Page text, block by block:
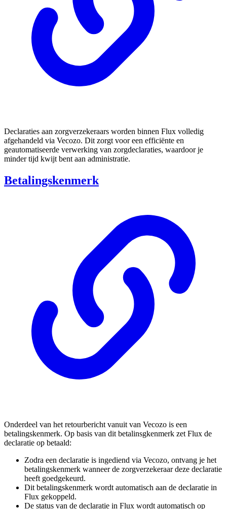
Declaraties aan zorgverzekeraars worden binnen Flux volledig
afgehandeld via Vecozo. Dit zorgt voor een efficiënte en
geautomatiseerde verwerking van zorgdeclaraties, waardoor je
minder tijd kwijt bent aan administratie.
Betalingskenmerk
Onderdeel van het retourbericht vanuit van Vecozo is een
betalingskenmerk. Op basis van dit betalinsgkenmerk zet Flux de
declaratie op betaald:
Zodra een declaratie is ingediend via Vecozo, ontvang je het
betalingskenmerk wanneer de zorgverzekeraar deze declaratie
heeft goedgekeurd.
Dit betalingskenmerk wordt automatisch aan de declaratie in
Flux gekoppeld.
De status van de declaratie in Flux wordt automatisch op